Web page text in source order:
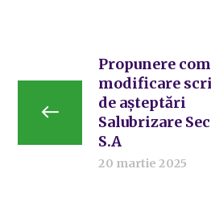
Propunere
modificare
de așteptări
Salubrizare
S.A
20 martie 2025